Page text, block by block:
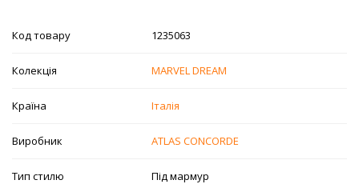
Код товару 1235063
Колекція MARVEL DREAM
Країна Італія
Виробник ATLAS CONCORDE
Тип стилю Під мармур